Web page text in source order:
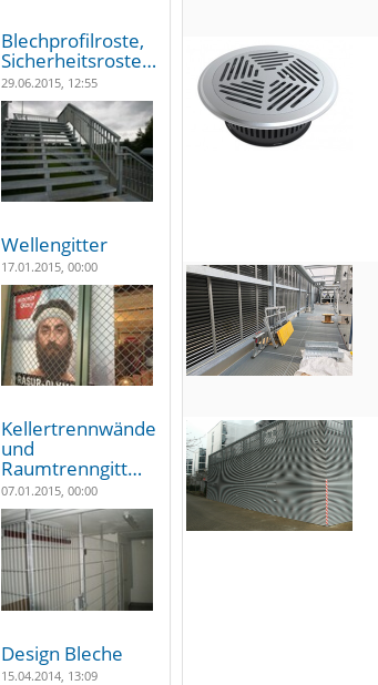
Blechprofilroste,
Sicherheitsroste…
29.06.2015, 12:55
Wellengitter
17.01.2015, 00:00
Kellertrennwände
und
Raumtrenngitt…
07.01.2015, 00:00
Design Bleche
15.04.2014, 13:09